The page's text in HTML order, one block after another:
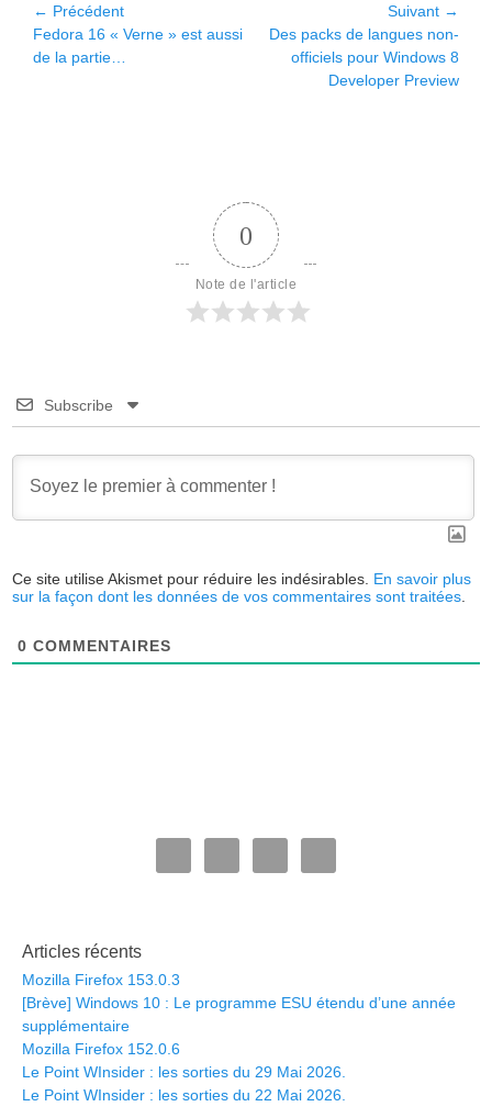
Navigation
de
l’article
← Précédent
Article
précédent :
Fedora 16 « Verne » est aussi
de la partie…
Suivant →
Article
suivant :
Des packs de langues non-
officiels pour Windows 8
Developer Preview
0
Note de l'article
Subscribe
Ce site utilise Akismet pour réduire les indésirables. En savoir plus
sur la façon dont les données de vos commentaires sont traitées
0 COMMENTAIRES
Articles récents
Mozilla Firefox 153.0.3
[Brève] Windows 10 : Le programme ESU étendu d’une année
supplémentaire
Mozilla Firefox 152.0.6
Le Point WInsider : les sorties du 29 Mai 2026.
Le Point WInsider : les sorties du 22 Mai 2026.